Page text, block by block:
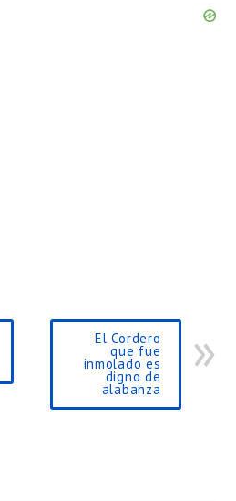
El Cordero
que fue
inmolado es
digno de
alabanza